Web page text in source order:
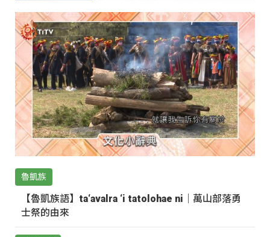
魯凱族
【魯凱族語】ta‘avalra ‘i tatolohae ni｜萬山部落勇
士祭的由來